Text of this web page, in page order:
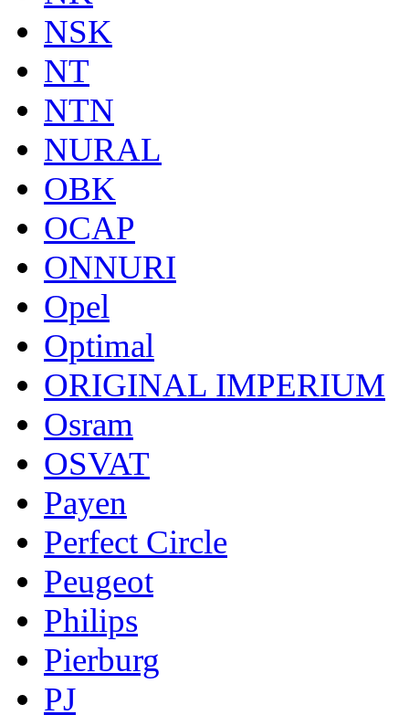
NSK
NT
NTN
NURAL
OBK
OCAP
ONNURI
Opel
Optimal
ORIGINAL IMPERIUM
Osram
OSVAT
Payen
Perfect Circle
Peugeot
Philips
Pierburg
PJ